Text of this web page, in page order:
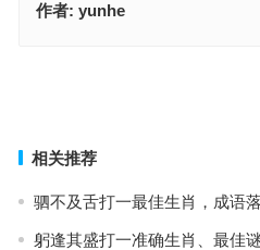
作者: yunhe
相关推荐
驷不及舌打一最佳生肖，成语
躬逢其盛打一准确生肖、最佳